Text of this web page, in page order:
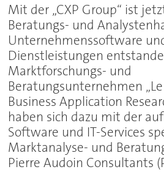
Mit der „CXP Group“ ist
Beratungs- und
Unternehmenssoftware
Dienstleistungen
Marktforschungs- und
Beratungsunternehmen „Le
Business Application
haben sich dazu mit der
Software und IT-Services
Marktanalyse- und
Pierre Audoin Consultants